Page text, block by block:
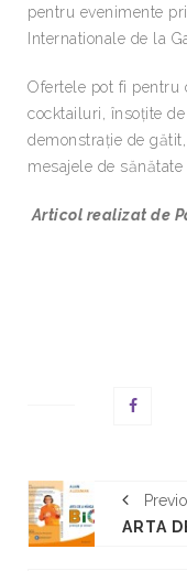
pentru evenimente
Internationale de la
Ofertele pot fi pentru
cocktailuri, însoțite
demonstrație de
mesajele de sănătate
Articol realizat de